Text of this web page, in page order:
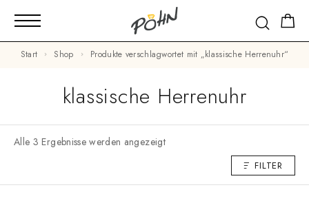
Start Shop Produkte verschlagwortet mit „klassische Herrenuhr“
klassische Herrenuhr
Alle 3 Ergebnisse werden angezeigt
FILTER